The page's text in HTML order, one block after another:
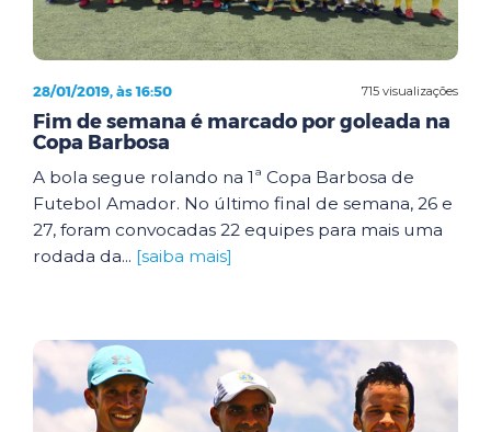
715 visualizações
28/01/2019, às 16:50
Fim de semana é marcado por goleada na
Copa Barbosa
A bola segue rolando na 1ª Copa Barbosa de
Futebol Amador. No último final de semana, 26 e
27, foram convocadas 22 equipes para mais uma
rodada da... [saiba mais]